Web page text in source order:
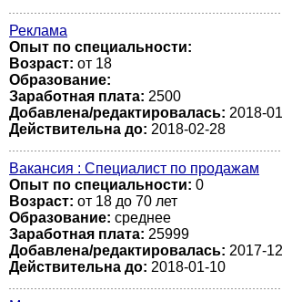
Реклама
Опыт по специальности:
Возраст: от 18
Образование:
Заработная плата: 2500
Добавлена/редактировалась: 2018-
Действительна до: 2018-02-28
Вакансия : Специалист по продажам
Опыт по специальности: 0
Возраст: от 18 до 70 лет
Образование: среднее
Заработная плата: 25999
Добавлена/редактировалась: 2017-
Действительна до: 2018-01-10